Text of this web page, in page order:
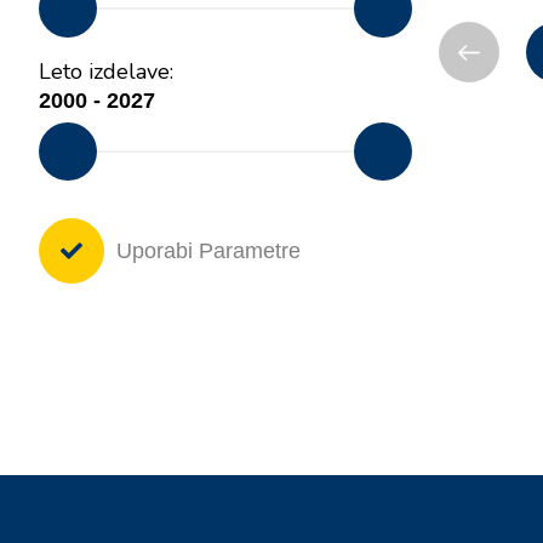
Leto izdelave:
Uporabi Parametre